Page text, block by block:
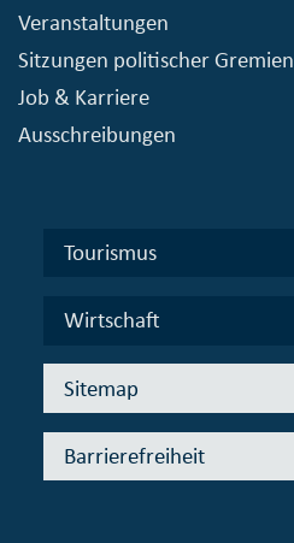
Veranstaltungen
Sitzungen politischer Gremien
Job & Karriere
Ausschreibungen
Tourismus
Wirtschaft
Sitemap
Barrierefreiheit